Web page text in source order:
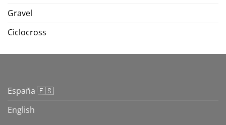
Gravel
Ciclocross
España 🇪🇸
English